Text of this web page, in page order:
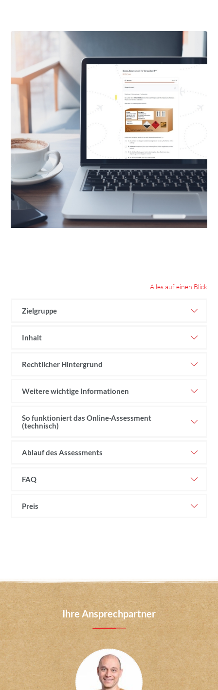
Alles auf einen Blick
Zielgruppe
Inhalt
Rechtlicher Hintergrund
Weitere wichtige Informationen
So funktioniert das Online-Assessment
(technisch)
Ablauf des Assessments
FAQ
Preis
Ihre Ansprechpartner